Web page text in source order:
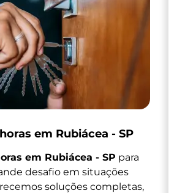
em Rubiácea - SP
em Rubiácea - SP para
desafio em situações
soluções completas,